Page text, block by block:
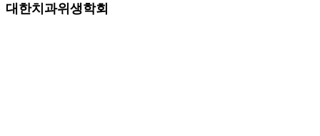
대한치과위생학회